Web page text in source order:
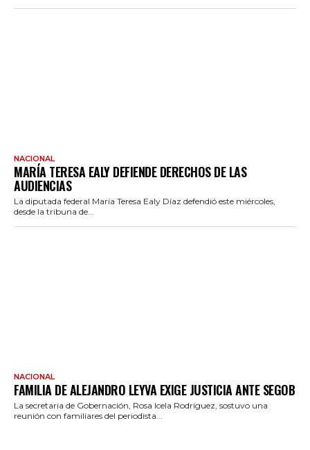
NACIONAL
MARÍA TERESA EALY DEFIENDE DERECHOS DE LAS
AUDIENCIAS
La diputada federal María Teresa Ealy Díaz defendió este miércoles,
desde la tribuna de...
NACIONAL
FAMILIA DE ALEJANDRO LEYVA EXIGE JUSTICIA ANTE SEGOB
La secretaria de Gobernación, Rosa Icela Rodríguez, sostuvo una
reunión con familiares del periodista...